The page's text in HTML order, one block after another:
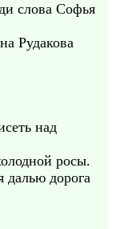
слова Софья
Рудакова
над
росы.
дорога